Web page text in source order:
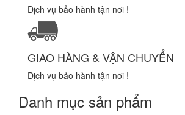
Dịch vụ bảo hành tận nơi !
GIAO HÀNG & VẬN CHUYỂN
Dịch vụ bảo hành tận nơi !
Danh mục sản phẩm